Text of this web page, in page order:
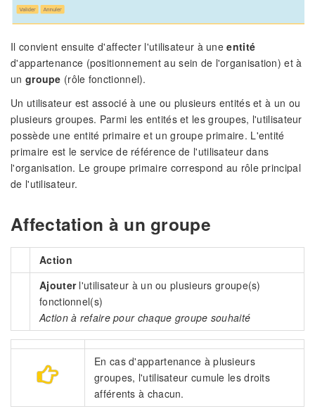
Il convient ensuite d'affecter l'utilisateur à uneentité
d'appartenance (positionnement au sein de l'organisation) et à
un groupe (rôle fonctionnel).
Un utilisateur est associé à une ou plusieurs entités et à un ou
plusieurs groupes. Parmi les entités et les groupes, l'utilisateur
possède une entité primaire et un groupe primaire. L'entité
primaire est le service de référence de l'utilisateur dans
l'organisation. Le groupe primaire correspond au rôle principal
de l'utilisateur.
Affectation à un groupe
Action
Ajouterl'utilisateur à un ou plusieurs groupe(s)
fonctionnel(s)
Action à refaire pour chaque groupe souhaité
En cas d'appartenance à plusieurs
groupes, l'utilisateur cumule les droits
afférents à chacun.